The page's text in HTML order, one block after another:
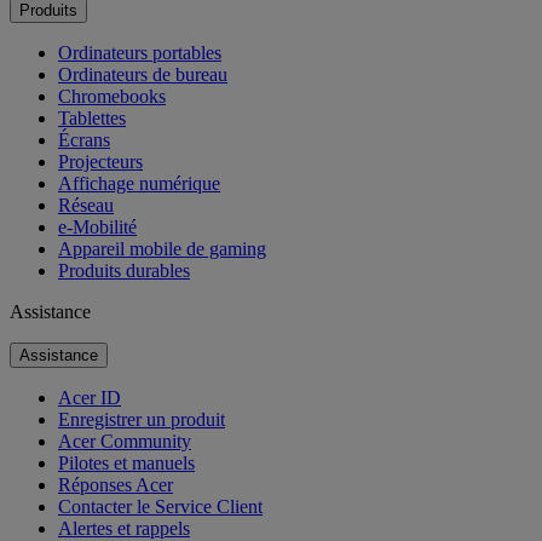
Produits
Ordinateurs portables
Ordinateurs de bureau
Chromebooks
Tablettes
Écrans
Projecteurs
Affichage numérique
Réseau
e-Mobilité
Appareil mobile de gaming
Produits durables
Assistance
Assistance
Acer ID
Enregistrer un produit
Acer Community
Pilotes et manuels
Réponses Acer
Contacter le Service Client
Alertes et rappels